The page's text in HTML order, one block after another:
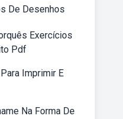
De Desenhos
Exercícios
Pdf
Imprimir E
Na Forma De